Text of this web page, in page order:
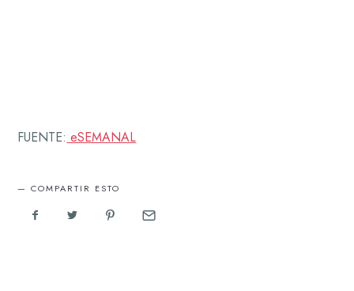
FUENTE: eSEMANAL
COMPARTIR ESTO